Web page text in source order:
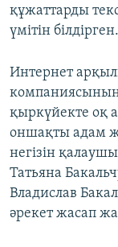
құжаттарды
үмітін білдірген.
Интернет
компаниясының
қыркүйекте оқ
оншақты адам
негізін
Татьяна
Владислав
әрекет жасап